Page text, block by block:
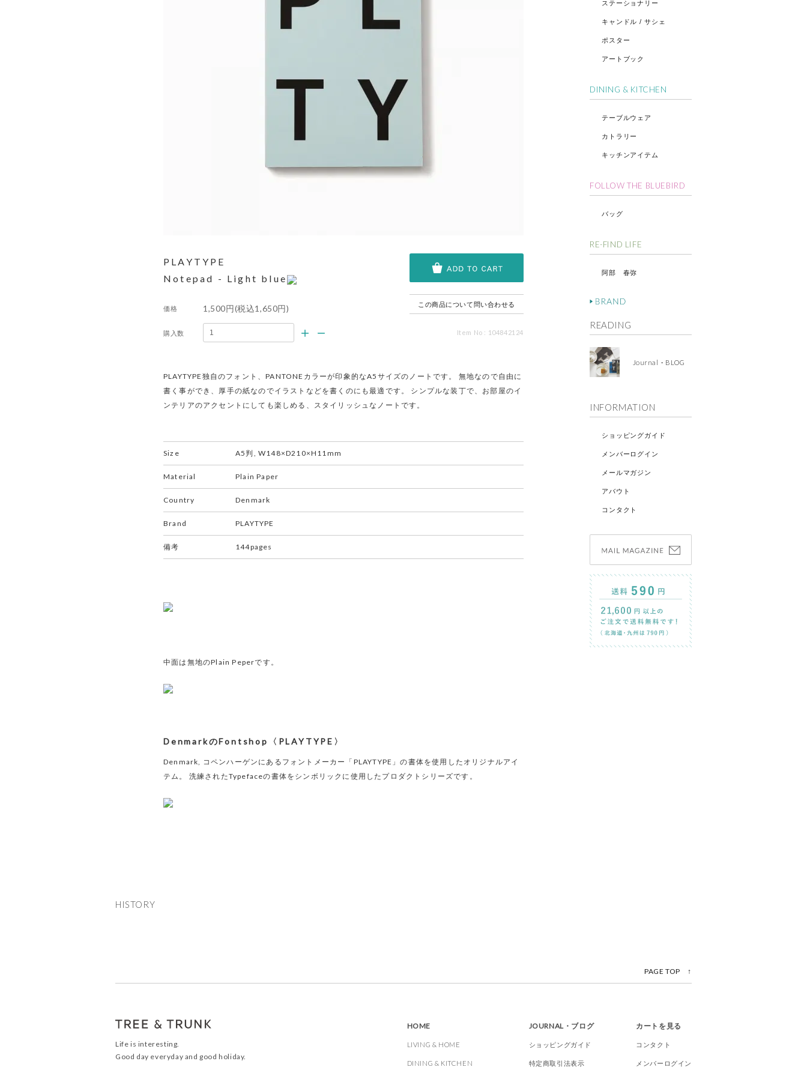
PLAYTYPE
Notepad - Light blue
価格 1,500円(税込1,650円)
購入数
この商品について問い合わせる
Item No : 104842124
PLAYTYPE独自のフォント、PANTONEカラーが印象的なA5サイズのノートです。 無地なので自由に
書く事ができ、厚手の紙なのでイラストなどを書くのにも最適です。 シンプルな装丁で、お部屋のイ
ンテリアのアクセントにしても楽しめる、スタイリッシュなノートです。
Size A5判, W148×D210×H11mm
Material Plain Paper
Country Denmark
Brand PLAYTYPE
備考 144pages
中面は無地のPlain Peperです。
DenmarkのFontshop〈PLAYTYPE〉
Denmark, コペンハーゲンにあるフォントメーカー「PLAYTYPE」の書体を使用したオリジナルアイ
テム。 洗練されたTypefaceの書体をシンボリックに使用したプロダクトシリーズです。
ステーショナリー
キャンドル / サシェ
ポスター
アートブック
DINING & KITCHEN
テーブルウェア
カトラリー
キッチンアイテム
FOLLOW THE BLUEBIRD
バッグ
RE-FIND LIFE
阿部 春弥
READING
Journal・BLOG
INFORMATION
ショッピングガイド
メンバーログイン
メールマガジン
アバウト
コンタクト
HISTORY
PAGE TOP ↑
HOME
LIVING & HOME
DINING & KITCHEN
JOURNAL・ブログ
ショッピングガイド
特定商取引法表示
カートを見る
コンタクト
メンバーログイン
Life is interesting.
Good day everyday and good holiday.